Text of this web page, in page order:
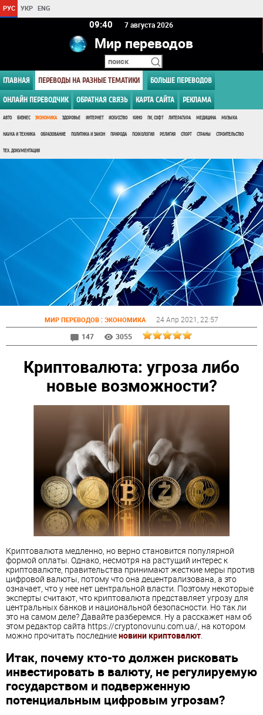
РУС УКР ENG
09 40 7 августа 2026
Мир переводов
ГЛАВНАЯ ПЕРЕВОДЫ НА РАЗНЫЕ ТЕМАТИКИ БОЛЬШЕ ПЕРЕВОДОВ
ОНЛАЙН ПЕРЕВОДЧИК ОБРАТНАЯ СВЯЗЬ КАРТА САЙТА РЕКЛАМА
АВТО БИЗНЕС ЭКОНОМИКА ЗДОРОВЬЕ ИНТЕРНЕТ ИСКУССТВО КИНО ПК, СОФТ ЛИТЕРАТУРА МЕДИЦИНА МУЗЫКА
НАУКА И ТЕХНИКА ОБРАЗОВАНИЕ ПОЛИТИКА И ЗАКОН ПРИРОДА ПСИХОЛОГИЯ РЕЛИГИЯ СПОРТ СТРАНЫ СТРОИТЕЛЬСТВО
ТЕХ. ДОКУМЕНТАЦИЯ
МИР ПЕРЕВОДОВ : ЭКОНОМИКА 24 Апр 2021 , 22:57
147
3055
Криптовалюта: угроза либо
новые возможности?
Криптовалюта медленно, но верно становится популярной
формой оплаты. Однако, несмотря на растущий интерес к
криптовалюте, правительства принимают жесткие меры против
цифровой валюты, потому что она децентрализована, а это
означает, что у нее нет центральной власти. Поэтому некоторые
эксперты считают, что криптовалюта представляет угрозу для
центральных банков и национальной безопасности. Но так ли
это на самом деле? Давайте разберемся. Ну а расскажет нам об
этом редактор сайта https://cryptonovunu.com.ua/, на котором
можно прочитать последниеновини криптовалют.
Итак, почему кто-то должен рисковать
инвестировать в валюту, не регулируемую
государством и подверженную
потенциальным цифровым угрозам?